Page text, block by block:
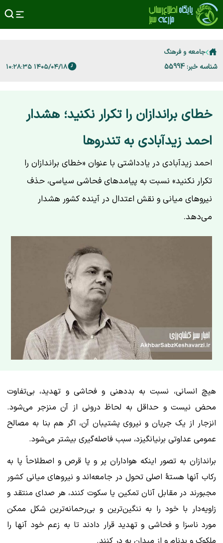
جامعه و فرهنگ
شناسه خبر: 55994 ۱۴۰۵/۰۴/۱۸ ۱۰:۲۸:۳۵
خطای براندازان را تکرار نکنید؛ هشدار
احمد زیدآبادی به تندروها
احمد زیدآبادی در یادداشتی با عنوان «خطای براندازان را
تکرار نکنید» نسبت به پیامدهای فحاشی سیاسی، حذف
نیروهای میانی و نقش اعتدال در آینده کشور هشدار
می‌دهد.
هیچ انسانی، نسبت به بددهنی و فحاشی و تهدید، بی‌تفاوت
محض نیست و حداقل به لحاظ درونی از آن منزجر می‌شود.
انزجار از یک جریان و نیروی پشتیبان آن، اگر هم بنا به مصالح
عمومی عداوتی برنیانگیزد، سبب فاصله‌گیری بیشتر می‌شود.
براندازان به تصور اینکه هواداران پر و پا قرص و اصطلاحاً پا به
رکاب آنها هستهٔ اصلی تحول در جامعه‌اند و نیروهای میانی کشور
مجبورند در مقابل آنان تمکین یا سکوت کنند، هر صدای منتقد و
زاویه‌دار با خود را به ننگین‌ترین و بی‌رحمانه‌ترین شکل ممکن
مورد ناسزا و فحاشی و تهدید قرار دادند تا به زعم خود آنها را